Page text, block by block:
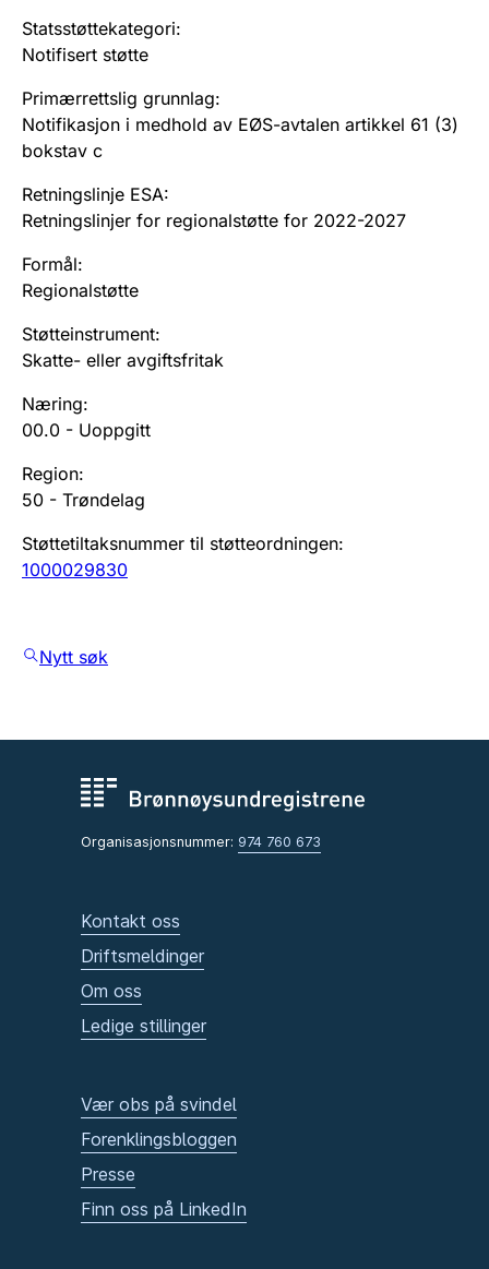
Statsstøttekategori:
Notifisert støtte
Primærrettslig grunnlag:
Notifikasjon i medhold av EØS-avtalen artikkel 61 (3)
bokstav c
Retningslinje ESA:
Retningslinjer for regionalstøtte for 2022-2027
Formål:
Regionalstøtte
Støtteinstrument:
Skatte- eller avgiftsfritak
Næring:
00.0 - Uoppgitt
Region:
50 - Trøndelag
Støttetiltaksnummer til støtteordningen:
1000029830
Nytt søk
Organisasjonsnummer: 974 760 673
Kontakt oss
Driftsmeldinger
Om oss
Ledige stillinger
Vær obs på svindel
Forenklingsbloggen
Presse
Finn oss på LinkedIn